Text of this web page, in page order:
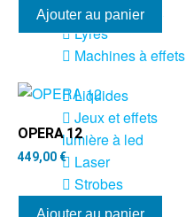
Contrôle DMX
Lyres
Machines à effets
Liquides
Jeux et effets
lumière à led
Laser
Strobes
Ajouter au panier
OPERA 12
449,00 €